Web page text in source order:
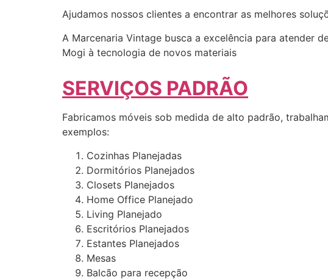
Ajudamos nossos clientes a encontrar as melhores
A Marcenaria Vintage busca a excelência para atender
Mogi à tecnologia de novos materiais
SERVIÇOS PADRÃO
Fabricamos móveis sob medida de alto padrão,
exemplos:
Cozinhas Planejadas
Dormitórios Planejados
Closets Planejados
Home Office Planejado
Living Planejado
Escritórios Planejados
Estantes Planejados
Mesas
Balcão para recepção